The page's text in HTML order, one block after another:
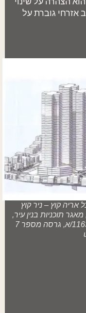
אזרחי גוברת על
קוץ – ניר קוץ
תוכניות בנין עיר,
נספח בינוי לתכנית מתאר מקומית רג/1163/א, גרסה מספר 7